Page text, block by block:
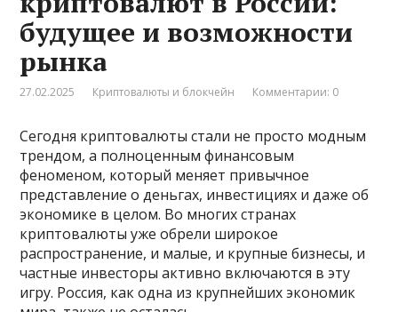
будущее и возможности
рынка
27.02.2025 Криптовалюты и блокчейн Комментарии: 0
Сегодня криптовалюты стали не просто модным
трендом, а полноценным финансовым
феноменом, который меняет привычное
представление о деньгах, инвестициях и даже об
экономике в целом. Во многих странах
криптовалюты уже обрели широкое
распространение, и малые, и крупные бизнесы, и
частные инвесторы активно включаются в эту
игру. Россия, как одна из крупнейших экономик